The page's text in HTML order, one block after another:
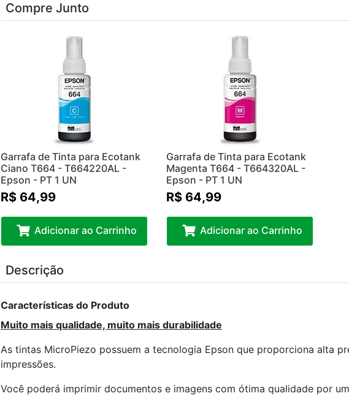
Compre Junto
Garrafa de Tinta para Ecotank
Ciano T664 - T664220AL -
Epson - PT 1 UN
R$ 64,99
Adicionar ao Carrinho
Garrafa de Tinta para Ecotank
Magenta T664 - T664320AL -
Epson - PT 1 UN
R$ 64,99
Adicionar ao Carrinho
Descrição
Características do Produto
Muito mais qualidade, muito mais durabilidade
As tintas MicroPiezo possuem a tecnologia Epson que proporciona alta
impressões.
Você poderá imprimir documentos e imagens com ótima qualidade por